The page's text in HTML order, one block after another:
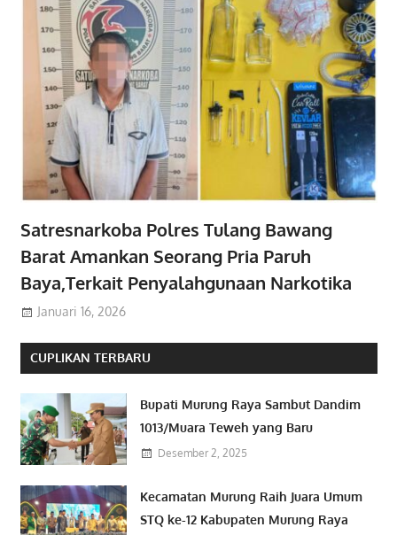
Satresnarkoba Polres Tulang Bawang
Barat Amankan Seorang Pria Paruh
Baya,Terkait Penyalahgunaan Narkotika
Januari 16, 2026
CUPLIKAN TERBARU
Bupati Murung Raya Sambut Dandim
1013/Muara Teweh yang Baru
Desember 2, 2025
Kecamatan Murung Raih Juara Umum
STQ ke-12 Kabupaten Murung Raya